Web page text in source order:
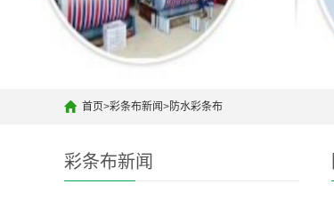
首页>彩条布新闻>防水彩条布
彩条布新闻